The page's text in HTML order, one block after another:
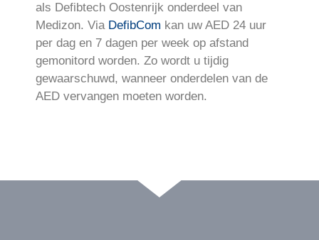
als Defibtech Oostenrijk onderdeel van
Medizon. Via DefibCom kan uw AED 24 uur
per dag en 7 dagen per week op afstand
gemonitord worden. Zo wordt u tijdig
gewaarschuwd, wanneer onderdelen van de
AED vervangen moeten worden.